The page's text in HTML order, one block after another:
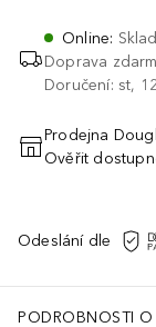
Online:
Doprava
Doručení: st,
Prodejna
Ověřit
Odeslání dle
PODROBNOSTI O